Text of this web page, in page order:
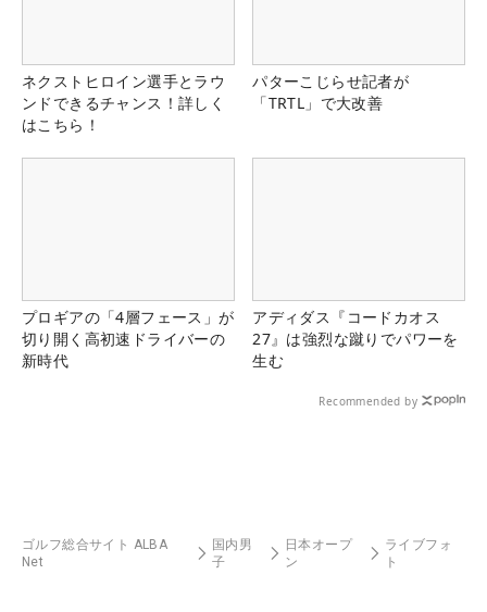
ネクストヒロイン選手とラウ
ンドできるチャンス！詳しく
はこちら！
パターこじらせ記者が
「TRTL」で大改善
プロギアの「4層フェース」が
切り開く高初速ドライバーの
新時代
アディダス『コードカオス
27』は強烈な蹴りでパワーを
生む
Recommended by
ゴルフ総合サイト ALBA
Net
国内男
子
日本オープ
ン
ライブフォ
ト